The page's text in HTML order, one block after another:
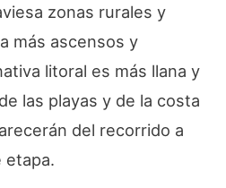
zonas rurales y
más ascensos y
litoral es más llana y
las playas y de la costa
del recorrido a
etapa.